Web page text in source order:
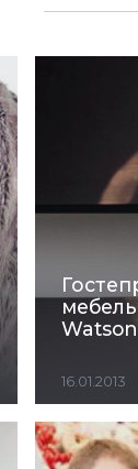
16.01.2013